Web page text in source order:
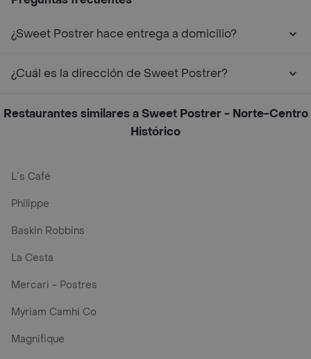
¿Sweet Postrer hace entrega a domicilio?
¿Cuál es la dirección de Sweet Postrer?
Restaurantes similares a Sweet Postrer - Norte-Centro
Histórico
L´s Café
Philippe
Baskin Robbins
La Cesta
Mercari - Postres
Myriam Camhi Co
Magnifique